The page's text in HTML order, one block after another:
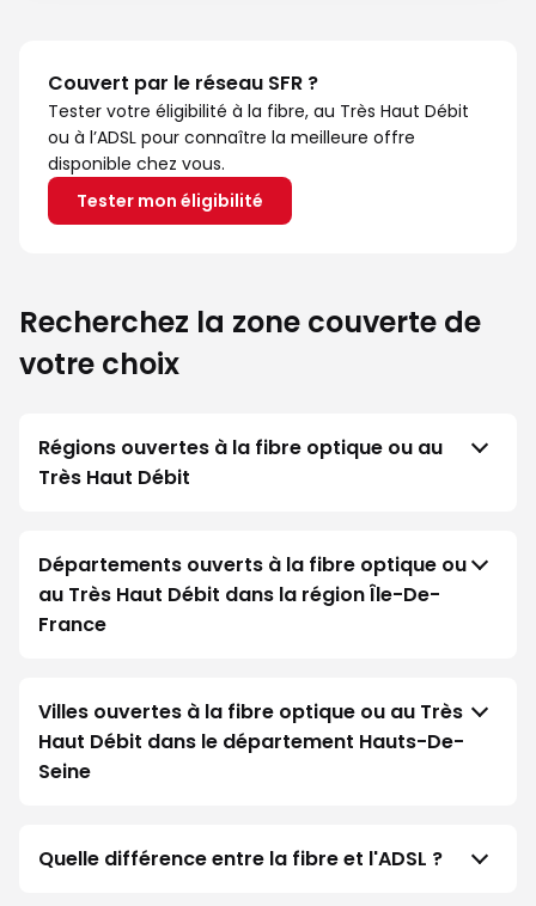
Couvert par le réseau SFR ?
Tester votre éligibilité à la fibre, au Très Haut Débit
ou à l’ADSL pour connaître la meilleure offre
disponible chez vous.
Tester mon éligibilité
Recherchez la zone couverte de
votre choix
Régions ouvertes à la fibre optique ou au
Très Haut Débit
Départements ouverts à la fibre optique ou
au Très Haut Débit dans la région Île-De-
France
Villes ouvertes à la fibre optique ou au Très
Haut Débit dans le département Hauts-De-
Seine
Quelle différence entre la fibre et l'ADSL ?